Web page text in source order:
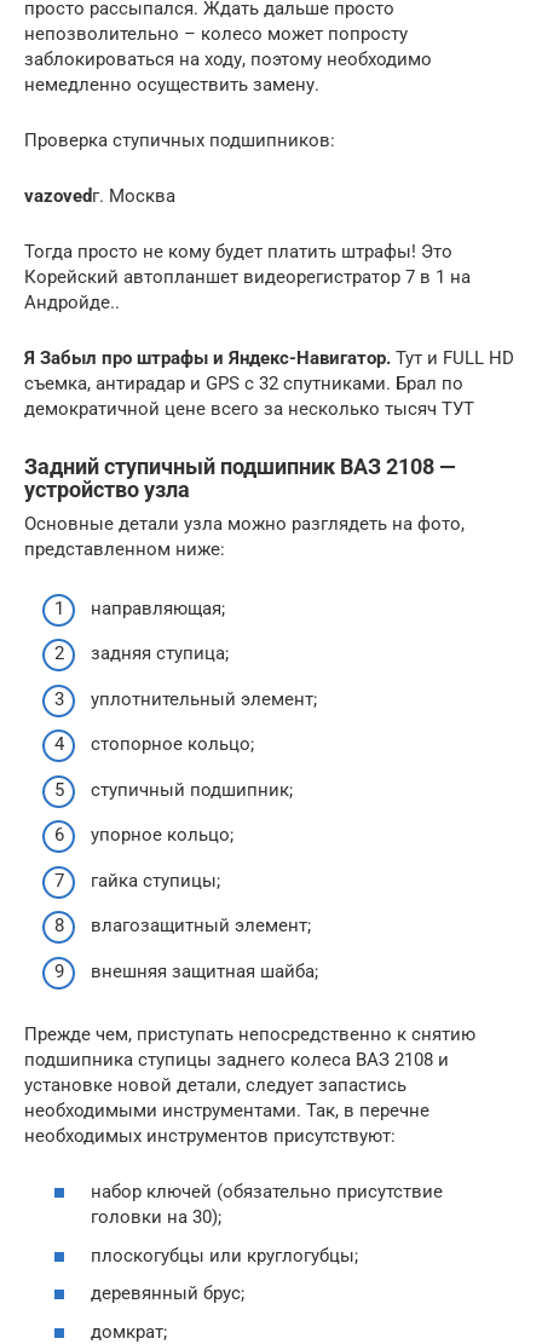
просто рассыпался. Ждать дальше просто
непозволительно – колесо может попросту
заблокироваться на ходу, поэтому необходимо
немедленно осуществить замену.
Проверка ступичных подшипников:
vazovedг. Москва
Тогда просто не кому будет платить штрафы! Это
Корейский автопланшет видеорегистратор 7 в 1 на
Андройде..
Я Забыл про штрафы и Яндекс-Навигатор. Тут и FULL HD
съемка, антирадар и GPS с 32 спутниками. Брал по
демократичной цене всего за несколько тысяч ТУТ
Задний ступичный подшипник ВАЗ 2108 —
устройство узла
Основные детали узла можно разглядеть на фото,
представленном ниже:
направляющая;
задняя ступица;
уплотнительный элемент;
стопорное кольцо;
ступичный подшипник;
упорное кольцо;
гайка ступицы;
влагозащитный элемент;
внешняя защитная шайба;
Прежде чем, приступать непосредственно к снятию
подшипника ступицы заднего колеса ВАЗ 2108 и
установке новой детали, следует запастись
необходимыми инструментами. Так, в перечне
необходимых инструментов присутствуют:
набор ключей (обязательно присутствие
головки на 30);
плоскогубцы или круглогубцы;
деревянный брус;
домкрат;